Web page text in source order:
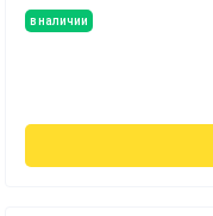
в наличии